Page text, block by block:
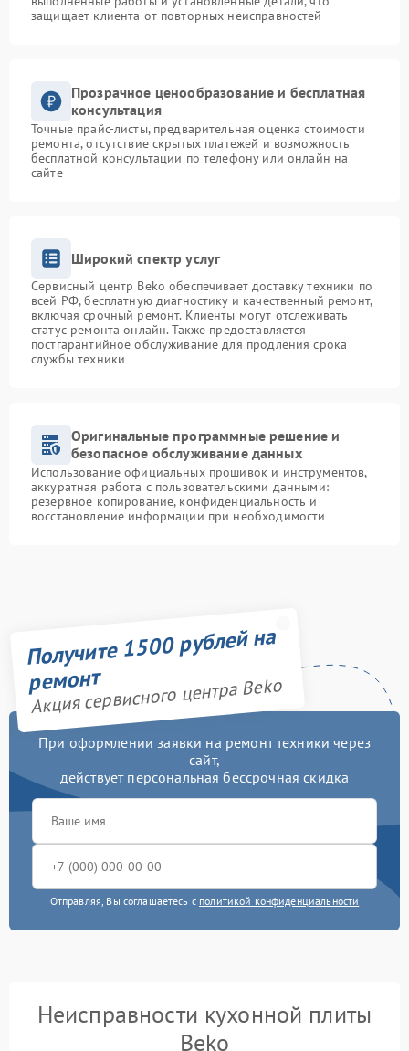
защищает клиента от повторных неисправностей
Прозрачное ценообразование и бесплатная
консультация
Точные прайс-листы, предварительная оценка стоимости
ремонта, отсутствие скрытых платежей и возможность
бесплатной консультации по телефону или онлайн на
сайте
Широкий спектр услуг
Сервисный центр Beko обеспечивает доставку техники по
всей РФ, бесплатную диагностику и качественный ремонт,
включая срочный ремонт. Клиенты могут отслеживать
статус ремонта онлайн. Также предоставляется
постгарантийное обслуживание для продления срока
службы техники
Оригинальные программные решение и
безопасное обслуживание данных
Использование официальных прошивок и инструментов,
аккуратная работа с пользовательскими данными:
резервное копирование, конфиденциальность и
восстановление информации при необходимости
Получите 1500 рублей на
ремонт
Акция сервисного центра Beko
При оформлении заявки на ремонт техники через
сайт,
действует персональная бессрочная скидка
Отправляя, Вы соглашаетесь с политикой конфиденциальности
Неисправности кухонной плиты
Beko